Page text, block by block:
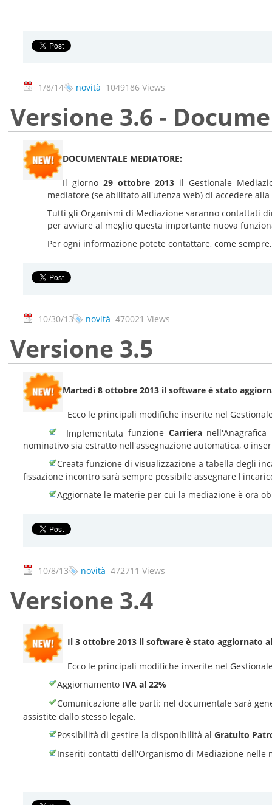
1/8/14 novità 1049186 Views
Versione 3.6 -
DOCUMENTALE MEDIATORE:
Il giorno 29 ottobre 2013 il Gestionale
mediatore (se abilitato all'utenza web) di accedere
Tutti gli Organismi di Mediazione saranno contattati
per avviare al meglio questa importante nuova
Per ogni informazione potete contattare, come
10/30/13 novità 470021 Views
Versione 3.5
Martedì 8 ottobre 2013 il software è stato
Ecco le principali modifiche inserite nel
Implementatafunzione Carriera
nominativo sia estratto nell'assegnazione automatica, o
Creata funzione di visualizzazione a tabella degli
fissazione incontro sarà sempre possibile assegnare
Aggiornate le materie per cui la mediazione è ora
10/8/13 novità 472711 Views
Versione 3.4
Il 3 ottobre 2013 il software è stato aggiornato
Ecco le principali modifiche inserite nel
Aggiornamento IVA al 22%
Comunicazione alle parti: nel documentale sarà
assistite dallo stesso legale.
Possibilità di gestire la disponibilità al Gratuito
Inseriti contatti dell'Organismo di Mediazione